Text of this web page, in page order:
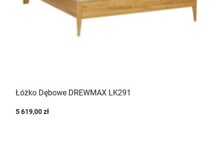
Łóżko Dębowe DREWMAX LK291
5 619,00 zł